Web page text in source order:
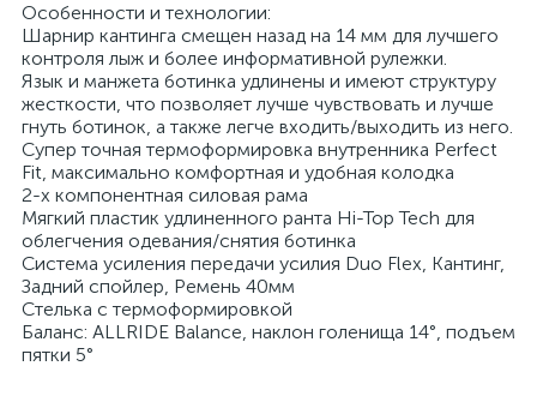
Особенности и технологии:
Шарнир кантинга смещен назад на 14 мм для лучшего
контроля лыж и более информативной рулежки.
Язык и манжета ботинка удлинены и имеют структуру
жесткости, что позволяет лучше чувствовать и лучше
гнуть ботинок, а также легче входить/выходить из него.
Супер точная термоформировка внутренника Perfect
Fit, максимально комфортная и удобная колодка
2-х компонентная силовая рама
Мягкий пластик удлиненного ранта Hi-Top Tech для
облегчения одевания/снятия ботинка
Система усиления передачи усилия Duo Flex, Кантинг,
Задний спойлер, Ремень 40мм
Стелька с термоформировкой
Баланс: ALLRIDE Balance, наклон голенища 14°, подъем
пятки 5°